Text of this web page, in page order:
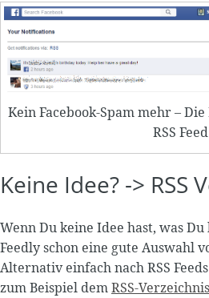
Kein Facebook-Spam mehr –
RSS Feed
Keine Idee? -> RSS
Wenn Du keine Idee hast, was
Feedly schon eine gute Auswahl
Alternativ einfach nach RSS
zum Beispiel demRSS-Verzeichnis